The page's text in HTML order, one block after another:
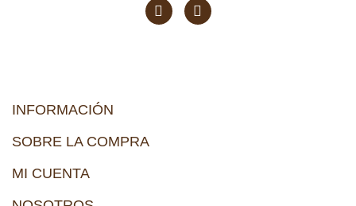
INFORMACIÓN
SOBRE LA COMPRA
MI CUENTA